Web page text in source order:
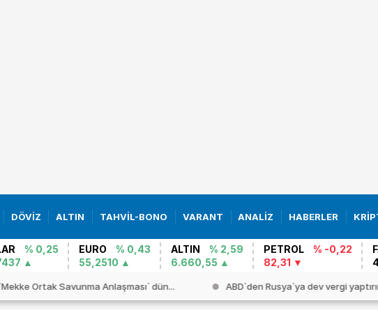
DÖVİZ ALTIN TAHVİL-BONO VARANT ANALİZ HABERLER
% 0,25
EURO
% 0,43
55,2510
ALTIN
% 2,59
6.660,55
PETROL
% -0,22
82,31
Ortak Savunma Anlaşması` dün... ABD`den Rusya`ya dev vergi